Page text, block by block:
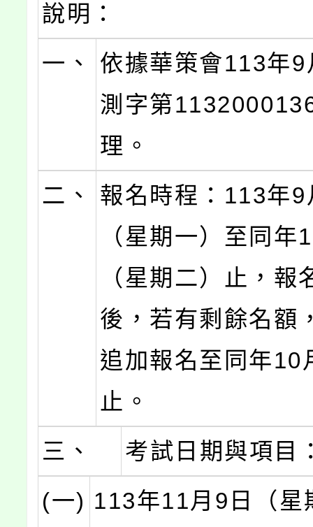
說明：
一、
依據華策會113年
測字第
理。
二、
報名時程：113年
（星期一）至同年
（星期二）止，報
後，若有剩餘名額
追加報名至同年10
止。
三、
考試日期與項目
(一) 113年11月9日（星